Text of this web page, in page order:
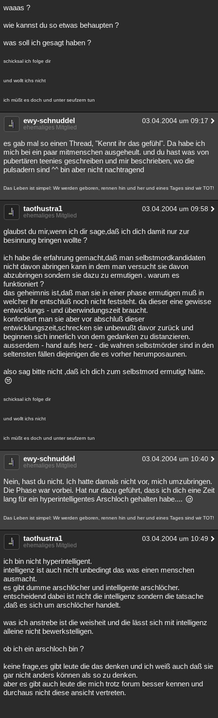
waaas ?
wie kannst du so etwas behaupten ?
was soll ich gesagt haben ?
schicksal ich folge dir
und wollt ichs nicht
ich müßt es doch und unter seufzern tun
ewy-schnuddel 03.04.2004 um 09:17
ehemaliges Mitglied
es gab mal so einen Thread, "Kennt ihr das gefühl". Da habe ich
mich bei ein paar mitmenschen ausgeheult. und du hast was von
pubertären teenies geschreiben und mir beschrieben, wo die
pulsadern sind ^^ bin aber nicht nachtragend
Das Leben ist simpel: Wir werden geboren, rennen hin und her und eines Tages sind wir TOT!
taothustra1 03.04.2004 um 09:58
ehemaliges Mitglied
glaubst du mir,wenn ich dir sage,daß ich dich damit nur zur
besinnung bringen wollte ?
ich habe die erfahrung gemacht,daß man selbstmordkandidaten
nicht davon abringen kann in dem man versucht sie davon
abzubringen sondern sie dazu zu ermutigen . warum es
funktioniert ?
das geheimnis ist,daß man sie in einer phase ermutigen muß in
welcher ihr entschluß noch nicht feststeht. da dieser eine gewisse
entwicklungs - und überwindungszeit braucht.
konfontiert man sie aber vor abschluß dieser
entwicklungszeit,schrecken sie unbewußt davor zurück und
beginnen sich innerlich von dem gedanken zu distanzieren.
ausserdem - hand aufs herz - die wahren selbstmörder sind in den
seltensten fällen diejenigen die es vorher herumposaunen.
also sag bitte nicht ,daß ich dich zum selbstmord ermutigt hätte.
schicksal ich folge dir
und wollt ichs nicht
ich müßt es doch und unter seufzern tun
ewy-schnuddel 03.04.2004 um 10:40
ehemaliges Mitglied
Nein, hast du nicht. Ich hatte damals nicht vor, mich umzubringen.
Die Phase war vorbei. Hat nur dazu geführt, dass ich dich eine Zeit
lang für ein hyperintelligentes Arschloch gehalten habe....
Das Leben ist simpel: Wir werden geboren, rennen hin und her und eines Tages sind wir TOT!
taothustra1 03.04.2004 um 10:49
ehemaliges Mitglied
ich bin nicht hyperintelligent.
intelligenz ist auch nicht unbedingt das was einen menschen
ausmacht.
es gibt dumme arschlöcher und intelligente arschlöcher.
entscheidend dabei ist nicht die intelligenz sondern die tatsache
,daß es sich um arschlöcher handelt.
was ich anstrebe ist die weisheit und die lässt sich mit intelligenz
alleine nicht bewerkstelligen.
ob ich ein arschloch bin ?
keine frage,es gibt leute die das denken und ich weiß auch daß sie
gar nicht anders können als so zu denken.
aber es gibt auch leute die mich trotz forum besser kennen und
durchaus nicht diese ansicht vertreten.